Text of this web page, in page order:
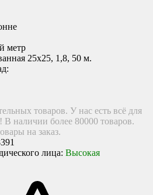
метр
товаров. У нас есть всё для
В наличии более 80000 товаров.
на заказ.
лица: Высокая